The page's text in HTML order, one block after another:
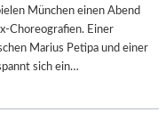
München einen Abend
Choreografien. Einer
Marius Petipa und einer
sich ein…